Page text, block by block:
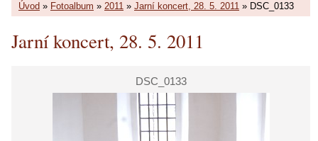
Úvod » Fotoalbum » 2011 » Jarní koncert, 28. 5. 2011 » DSC_0133
Jarní koncert, 28. 5. 2011
DSC_0133